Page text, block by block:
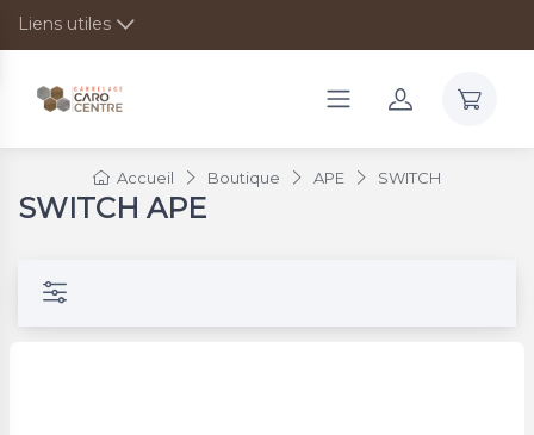
Liens utiles
Accueil Boutique APE SWITCH
SWITCH APE